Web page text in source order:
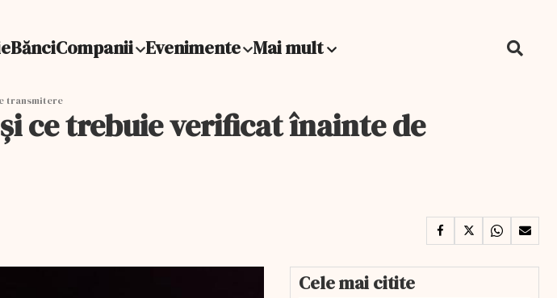
BănciCompanii Evenimente Mai mult
transmitere
ce trebuie verificat înainte de
Cele mai citite